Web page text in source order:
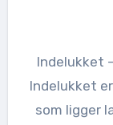
Indelukket
Indelukket
som ligger